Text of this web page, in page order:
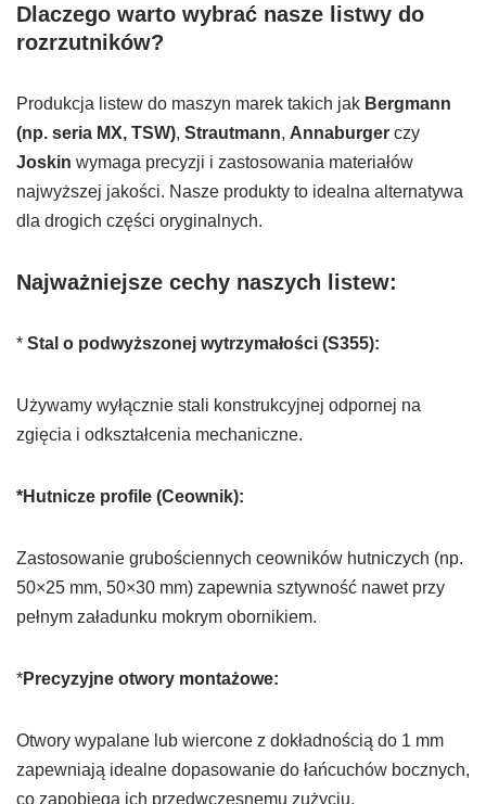
Dlaczego warto wybrać nasze listwy do
rozrzutników?
Produkcja listew do maszyn marek takich jak Bergmann
(np. seria MX, TSW), Strautmann, Annaburger czy
Joskin wymaga precyzji i zastosowania materiałów
najwyższej jakości. Nasze produkty to idealna alternatywa
dla drogich części oryginalnych.
Najważniejsze cechy naszych listew:
* Stal o podwyższonej wytrzymałości (S355):
Używamy wyłącznie stali konstrukcyjnej odpornej na
zgięcia i odkształcenia mechaniczne.
*Hutnicze profile (Ceownik):
Zastosowanie grubościennych ceowników hutniczych (np.
50×25 mm, 50×30 mm) zapewnia sztywność nawet przy
pełnym załadunku mokrym obornikiem.
*Precyzyjne otwory montażowe:
Otwory wypalane lub wiercone z dokładnością do 1 mm
zapewniają idealne dopasowanie do łańcuchów bocznych,
co zapobiega ich przedwczesnemu zużyciu.